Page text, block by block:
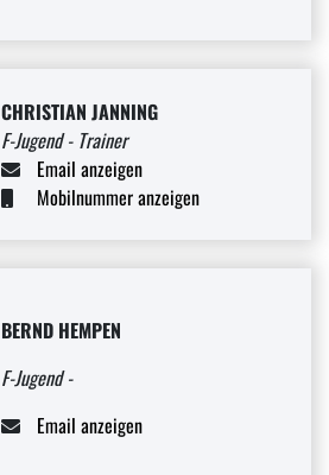
CHRISTIAN JANNING
F-Jugend - Trainer
Email anzeigen
Mobilnummer anzeigen
BERND HEMPEN
F-Jugend -
Email anzeigen